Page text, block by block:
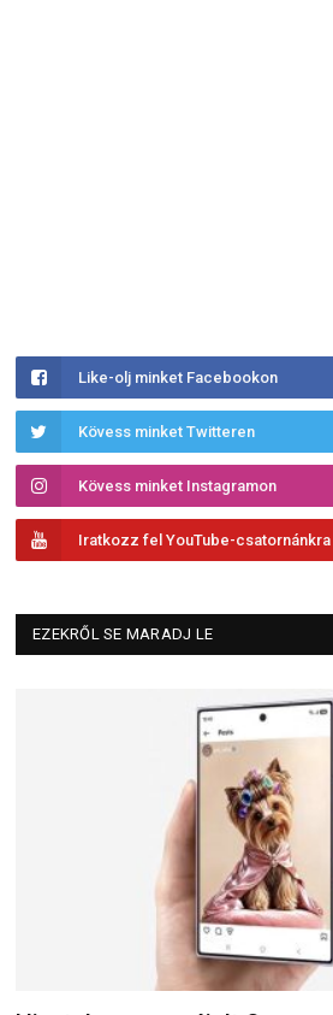
Like-olj minket Facebookon
Kövess minket Twitteren
Kövess minket Instagramon
Iratkozz fel YouTube-csatornánkra
EZEKRŐL SE MARADJ LE